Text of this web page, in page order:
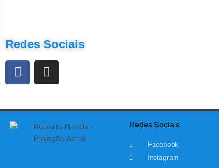
Redes Sociais
Redes Sociais
Facebook
Instagram